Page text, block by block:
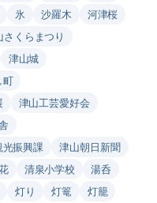
氷 沙羅木
河津桜
さくらまつり
津山城
町
津山工芸愛好会
振興課
津山朝日新聞
清泉小学校
湯呑
灯り 灯篭
灯籠